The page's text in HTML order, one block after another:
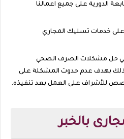
الدورية على جميع اعمالنا
خدمات تسليك المجاري
في حل مشكلات الصرف الصحي
بهدف عدم حدوث المشكلة على
للأشراف على العمل بعد تنفيذه.
بالخبر